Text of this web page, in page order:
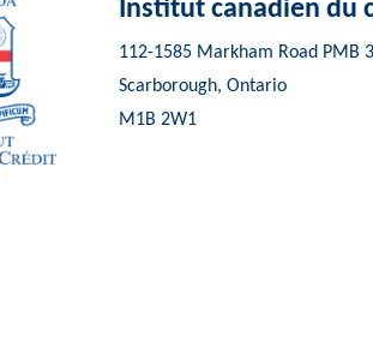
Institut canadien du
112-1585 Markham Road PMB
Scarborough, Ontario
M1B 2W1